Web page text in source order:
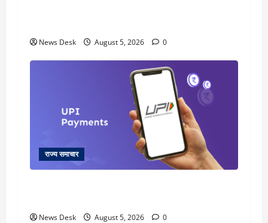
News Desk August 5, 2026 0
राज्य समाचार
News Desk August 5, 2026 0